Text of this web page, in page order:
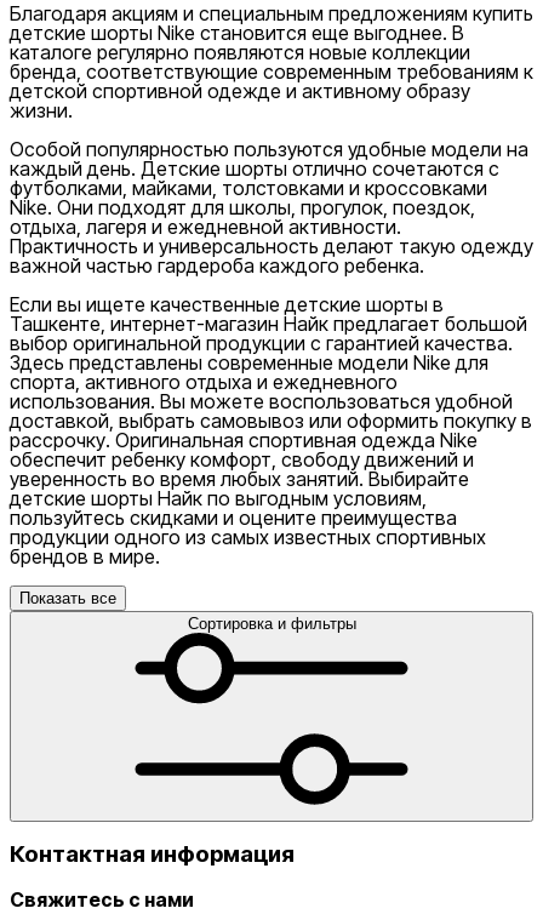
Благодаря акциям и специальным предложениям купить
детские шорты Nike становится еще выгоднее. В
каталоге регулярно появляются новые коллекции
бренда, соответствующие современным требованиям к
детской спортивной одежде и активному образу
жизни.
Особой популярностью пользуются удобные модели на
каждый день. Детские шорты отлично сочетаются с
футболками, майками, толстовками и кроссовками
Nike. Они подходят для школы, прогулок, поездок,
отдыха, лагеря и ежедневной активности.
Практичность и универсальность делают такую одежду
важной частью гардероба каждого ребенка.
Если вы ищете качественные детские шорты в
Ташкенте, интернет-магазин Найк предлагает большой
выбор оригинальной продукции с гарантией качества.
Здесь представлены современные модели Nike для
спорта, активного отдыха и ежедневного
использования. Вы можете воспользоваться удобной
доставкой, выбрать самовывоз или оформить покупку в
рассрочку. Оригинальная спортивная одежда Nike
обеспечит ребенку комфорт, свободу движений и
уверенность во время любых занятий. Выбирайте
детские шорты Найк по выгодным условиям,
пользуйтесь скидками и оцените преимущества
продукции одного из самых известных спортивных
брендов в мире.
Показать все
Сортировка и фильтры
Контактная информация
Свяжитесь с нами